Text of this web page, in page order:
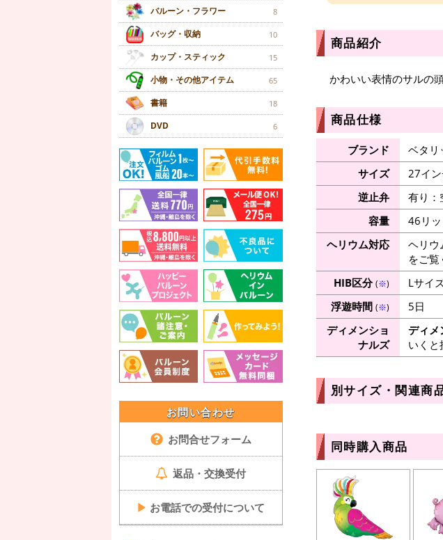
バルーン・フラワー 8
バッグ・収納 10
カップ・スティック 15
小物・その他アイテム 65
書籍 18
DVD 6
お問い合わせ
お問合せフォーム
返品・交換受付
▶ お電話での受付について
商品紹介
かわいい表情のサルの
商品仕様
ブランド
ベタリ
サイズ
27イ
逆止弁
有り：
容量
46リ
ヘリウム対応
ヘリウ
をご覧
HIB区分(※)
Lサイ
浮遊時間 (※)
5日
ディメンショ
ナルズ
ディメ
いくと
別サイズ・関連商
同時購入商品